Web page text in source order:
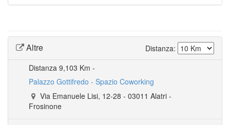
Altre
Distanza:
Distanza 9,103 Km -
Palazzo Gottifredo - Spazio Coworking
Via Emanuele Lisi, 12-28 - 03011 Alatri -
Frosinone